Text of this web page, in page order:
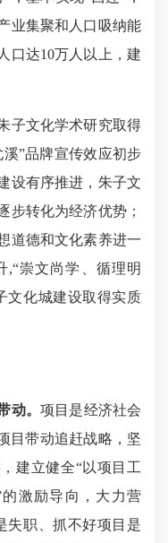
业集聚和人口吸纳能
口达10万人以上，建
子文化学术研究取得
溪”品牌宣传效应初步
设有序推进，朱子文
步转化为经济优势；
道德和文化素养进一
,“崇文尚学、循理明
文化城建设取得实质
动。 项目是经济社会
目带动追赶战略，坚
建立健全“以项目工
激励导向，大力营
失职、抓不好项目是